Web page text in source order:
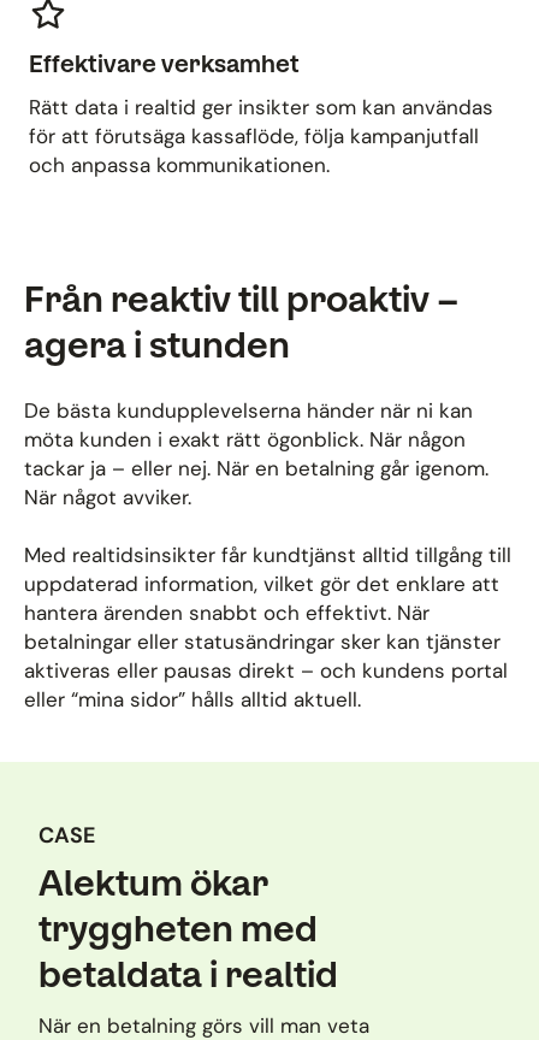
Effektivare verksamhet
Rätt data i realtid ger insikter som kan användas
för att förutsäga kassaflöde, följa kampanjutfall
och anpassa kommunikationen.
Från reaktiv till proaktiv –
agera i stunden
De bästa kundupplevelserna händer när ni kan
möta kunden i exakt rätt ögonblick. När någon
tackar ja – eller nej. När en betalning går igenom.
När något avviker.
Med realtidsinsikter får kundtjänst alltid tillgång till
uppdaterad information, vilket gör det enklare att
hantera ärenden snabbt och effektivt. När
betalningar eller statusändringar sker kan tjänster
aktiveras eller pausas direkt – och kundens portal
eller “mina sidor” hålls alltid aktuell.
CASE
Alektum ökar
tryggheten med
betaldata i realtid
När en betalning görs vill man veta